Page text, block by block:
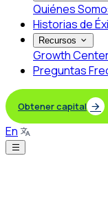
Quiénes
Historias de
Recursos
Growth
Preguntas
Obtener capital
En